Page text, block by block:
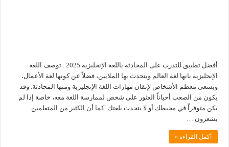
أفضل تطبيق للتدرب على المحادثة باللغة الإنجليزية 2025 . توصف اللغة
الإنجليزية بانها لغة العالم ويتحدث بها الملايين، فضلاً عن كونها لغة الأعمال،
ويسعى معظم الأشخاص لإتقان مهارات اللغة الإنجليزية ومنها المحادثة. وقد
يكون من الصعب أحياناً العثور على شخص لممارسة اللغة معه، خاصة إذا لم
يكن متوفراً في محيطك أو لا يتحدث بلغتك. كما أن الكثير من المتعلمين
يشعرون …
أكمل القراءة »